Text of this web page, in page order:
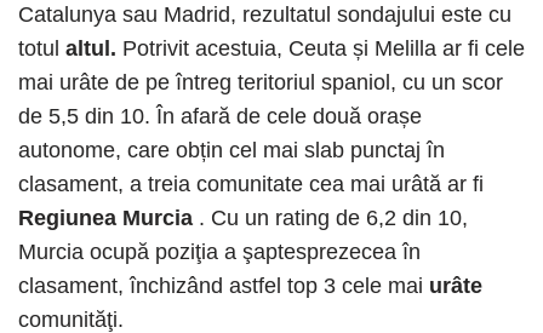
Catalunya sau Madrid, rezultatul sondajului este cu
totul altul. Potrivit acestuia, Ceuta și Melilla ar fi cele
mai urâte de pe întreg teritoriul spaniol, cu un scor
de 5,5 din 10. În afară de cele două orașe
autonome, care obțin cel mai slab punctaj în
clasament, a treia comunitate cea mai urâtă ar fi
Regiunea Murcia . Cu un rating de 6,2 din 10,
Murcia ocupă poziţia a şaptesprezecea în
clasament, închizând astfel top 3 cele mai urâte
comunităţi.